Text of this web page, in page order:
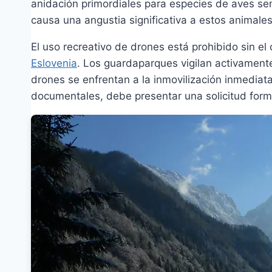
anidación primordiales para especies de aves
causa una angustia significativa a estos
El uso recreativo de drones está prohibido sin
Eslovenia. Los guardaparques vigilan
drones se enfrentan a la inmovilización
documentales, debe presentar una solicitud